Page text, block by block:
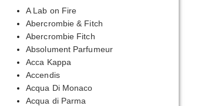
A Lab on Fire
Abercrombie & Fitch
Abercrombie Fitch
Absolument Parfumeur
Acca Kappa
Accendis
Acqua Di Monaco
Acqua di Parma